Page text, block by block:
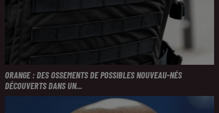
ORANGE : DES OSSEMENTS DE POSSIBLES NOUVEAU-NÉS
DÉCOUVERTS DANS UN...